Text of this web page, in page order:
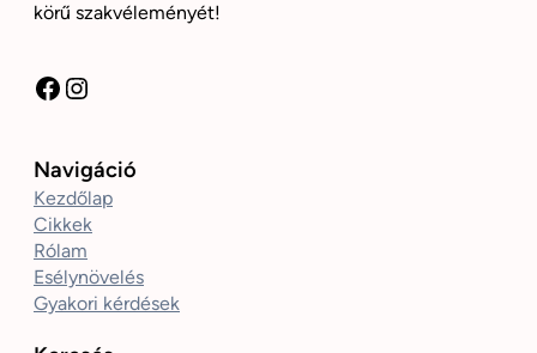
körű szakvéleményét!
Facebook Instagram
Navigáció
Kezdőlap
Cikkek
Rólam
Esélynövelés
Gyakori kérdések